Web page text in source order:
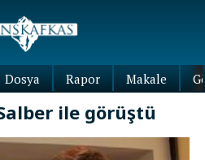
Dosya Rapor Makale
ile görüştü